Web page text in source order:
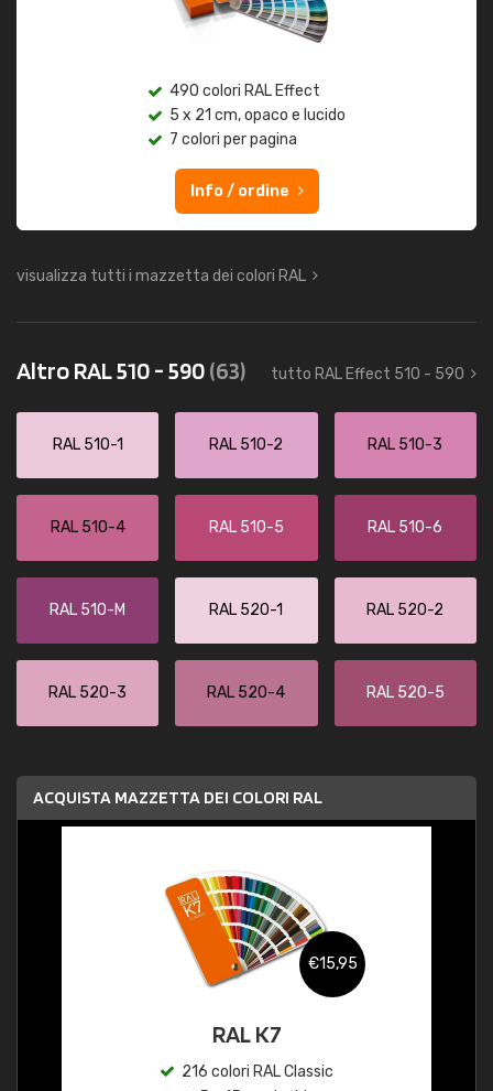
490 colori RAL Effect
5 x 21 cm, opaco e lucido
7 colori per pagina
Info / ordine
visualizza tutti i mazzetta dei colori RAL
Altro RAL 510 - 590(63) tutto RAL Effect 510 - 590
RAL 510-1 RAL 510-2 RAL 510-3
RAL 510-4 RAL 510-5 RAL 510-6
RAL 510-M RAL 520-1 RAL 520-2
RAL 520-3 RAL 520-4 RAL 520-5
ACQUISTA MAZZETTA DEI COLORI RAL
€15,95
RAL K7
216 colori RAL Classic